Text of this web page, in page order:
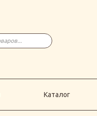
Каталог